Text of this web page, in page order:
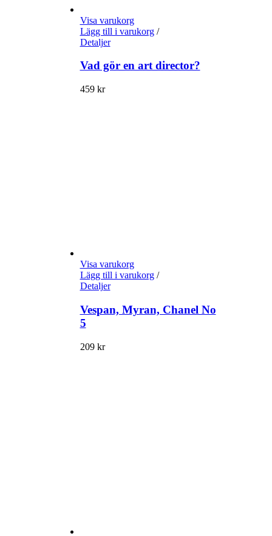
Visa varukorg
Lägg till i varukorg/
Detaljer
Vad gör en art director?
459 kr
Visa varukorg
Lägg till i varukorg/
Detaljer
Vespan, Myran, Chanel No
5
209 kr